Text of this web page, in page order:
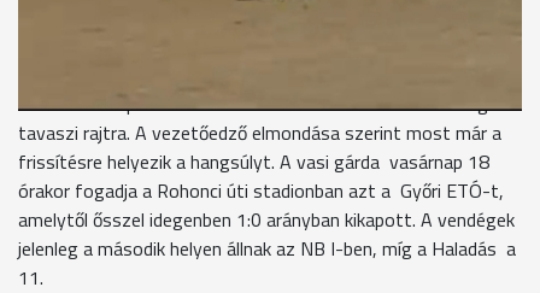
Artner Tamás vezetőedző, Haladás Sopron Bank
A Haladás Sopron Bank a héten már csak edzésekkel hangol a
tavaszi rajtra. A vezetőedző elmondása szerint most már a
frissítésre helyezik a hangsúlyt. A vasi gárda vasárnap 18
órakor fogadja a Rohonci úti stadionban azt a Győri ETÓ-t,
amelytől ősszel idegenben 1:0 arányban kikapott. A vendégek
jelenleg a második helyen állnak az NB I-ben, míg a Haladás a
11.